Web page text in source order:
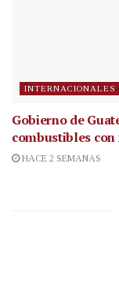
INTERNACIONALES
Gobierno de
combustibles
HACE 2 SEMANAS